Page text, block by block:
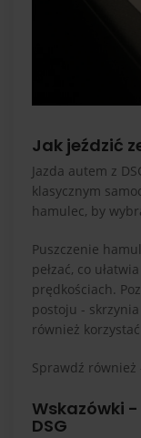
Jak jeździć
Jazda autem z
klasycznym
hamulec, by
Puszczenie
pełzać, co
prędkościach.
postoju -
również
Sprawdź również
Wskazówki
DSG